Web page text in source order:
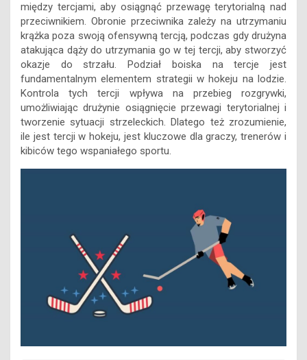
między tercjami, aby osiągnąć przewagę terytorialną nad
przeciwnikiem. Obronie przeciwnika zależy na utrzymaniu
krążka poza swoją ofensywną tercją, podczas gdy drużyna
atakująca dąży do utrzymania go w tej tercji, aby stworzyć
okazje do strzału. Podział boiska na tercje jest
fundamentalnym elementem strategii w hokeju na lodzie.
Kontrola tych tercji wpływa na przebieg rozgrywki,
umożliwiając drużynie osiągnięcie przewagi terytorialnej i
tworzenie sytuacji strzeleckich. Dlatego też zrozumienie,
ile jest tercji w hokeju, jest kluczowe dla graczy, trenerów i
kibiców tego wspaniałego sportu.